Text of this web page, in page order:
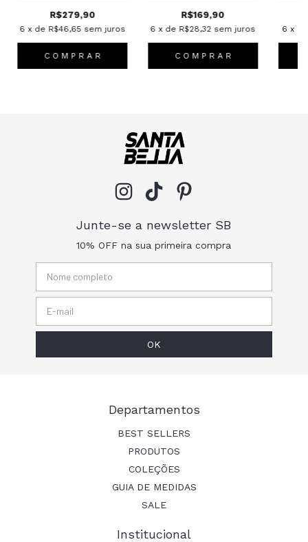
R$279,90
6 x de R$46,65 sem juros
C O M P R A R
R$169,90
6 x de R$28,32 sem juros
C O M P R A R
6 x
Junte-se a newsletter SB
10% OFF na sua primeira compra
Departamentos
BEST SELLERS
PRODUTOS
COLEÇÕES
GUIA DE MEDIDAS
SALE
Institucional